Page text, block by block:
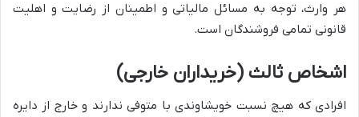
هر وارث، توجه به مسائل مالیاتی و اطمینان از رضایت و اهلیت
قانونی تمامی فروشندگان است.
اشخاص ثالث (خریداران خارجی)
افرادی که هیچ نسبت خویشاوندی با متوفی ندارند و خارج از دایره